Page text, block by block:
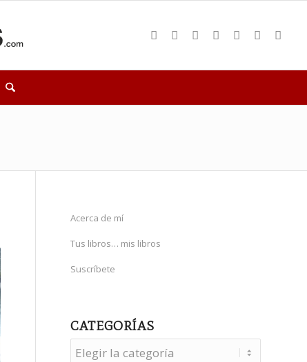
Acerca de mí
Tus libros… mis libros
Suscríbete
CATEGORÍAS
Categorías